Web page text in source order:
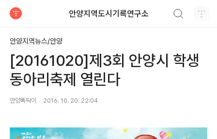
안양지역도시기록연구소
안양지역뉴스/안양
[20161020]제3회 안양시 학생
동아리축제 열린다
안양똑딱이 2016. 10. 20. 22:04